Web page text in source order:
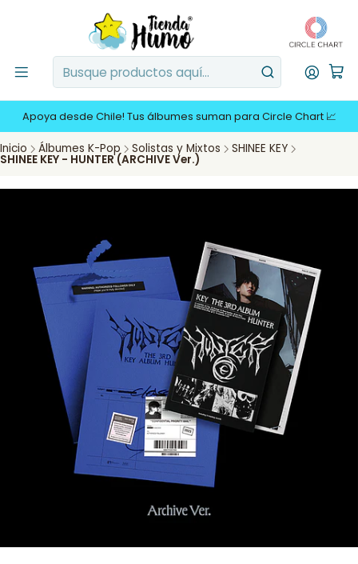
Apoya desde Chile! Tus álbumes suman para Circle Chart 📈
Inicio Álbumes K-Pop Solistas y Mixtos SHINEE KEY
SHINEE KEY - HUNTER (ARCHIVE Ver.)